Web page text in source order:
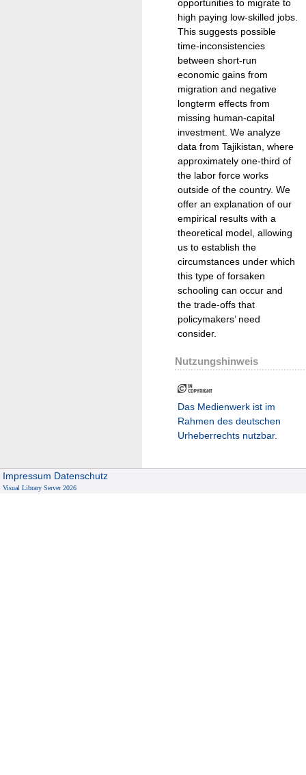
opportunities to migrate to
high paying low-skilled jobs.
This suggests possible
time-inconsistencies
between short-run
economic gains from
migration and negative
longterm effects from
missing human-capital
investment. We analyze
data from Tajikistan, where
approximately one-third of
the labor force works
outside of the country. We
offer an explanation of our
empirical results with a
theoretical model, allowing
us to establish the
circumstances under which
this type of forsaken
schooling can occur and
the trade-offs that
policymakers’ need
consider.
Nutzungshinweis
Das Medienwerk ist im
Rahmen des deutschen
Urheberrechts nutzbar.
Impressum Datenschutz
Visual Library Server 2026